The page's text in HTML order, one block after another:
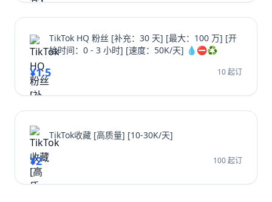
TikTok HQ 粉丝 [补充：30 天] [最大：100 万] [开
始时间：0 - 3 小时] [速度：50K/天] 💧⛔️♻️
¥1.5 10 起订
TikTok收藏 [高质量] [10-30K/天]
¥2 100 起订